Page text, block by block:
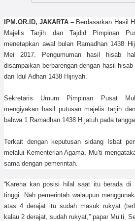
IPM.OR.ID, JAKARTA – Berdasarkan Hasil
Majelis Tarjih dan Tajdid Pimpinan
menetapkan awal bulan Ramadhan 1438
Mei 2017. Pengumuman hasil hisab
disampaikan berbarengan dengan hasil
dan Idul Adhan 1438 Hijriyah.
Sekretaris Umum Pimpinan Pusat
mengiyakan hasil putusan majelis tarjih
bahwa 1 Ramadhan 1438 H jatuh pada
Terkait dengan keputusan sidang Isbat
melalui Kementerian Agama, Mu’ti
sama dengan pemerintah.
“Karena kan posisi hilal saat itu berada di
tinggi. Nah pemerintah walaupun
atas 4 derajat itu sudah masuk rukyat
kalau 2 derajat, sudah rukyat,” papar Mu’ti,